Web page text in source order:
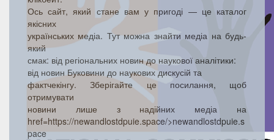
Ось сайт, який стане вам у пригоді — це каталог
якісних
українських медіа. Тут можна знайти медіа на будь-
який
смак: від регіональних новин до наукової аналітики:
від новин Буковини до наукових дискусій та
фактчекінгу. Зберігайте це посилання, щоб
отримувати
новини лише з надійних медіа на
href=https://newandlostdpuie.space/>newandlostdpuie.s
pace